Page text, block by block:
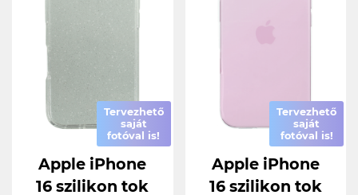
Tervezhető
saját
fotóval is!
Apple iPhone
16 szilikon tok
Tervezhető
saját
fotóval is!
Apple iPhone
16 szilikon tok